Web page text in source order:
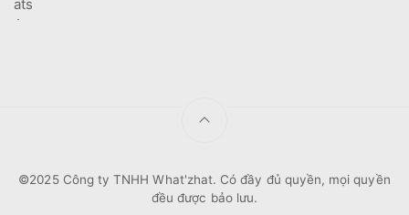
©2025 Công ty TNHH What'zhat. Có đầy đủ quyền, mọi quyền
đều được bảo lưu.